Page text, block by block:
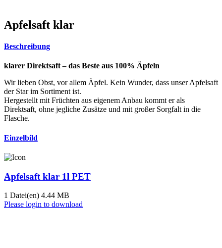
Apfelsaft klar
Beschreibung
klarer Direktsaft – das Beste aus 100% Äpfeln
Wir lieben Obst, vor allem Äpfel. Kein Wunder, dass unser Apfelsaft
der Star im Sortiment ist.
Hergestellt mit Früchten aus eigenem Anbau kommt er als
Direktsaft, ohne jegliche Zusätze und mit großer Sorgfalt in die
Flasche.
Einzelbild
Apfelsaft klar 1l PET
1 Datei(en) 4.44 MB
Please login to download